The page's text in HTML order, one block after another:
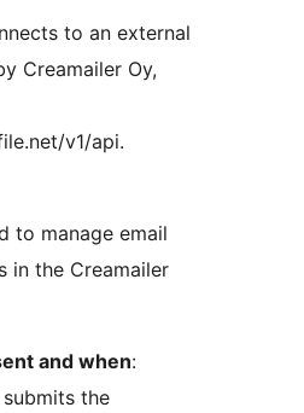
to an external
Creamailer Oy,
v1/api.
to manage email
in the Creamailer
and when:
submits the